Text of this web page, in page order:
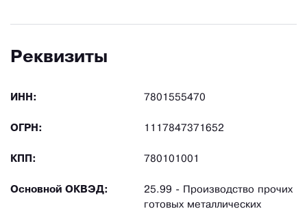
Реквизиты
ИНН: 7801555470
ОГРН: 1117847371652
КПП: 780101001
Основной ОКВЭД:
25.99 - Производство прочих
готовых металлических